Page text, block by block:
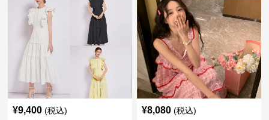
¥9,400 (税込) ¥8,080 (税込)